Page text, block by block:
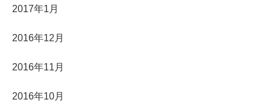
2017年1月
2016年12月
2016年11月
2016年10月